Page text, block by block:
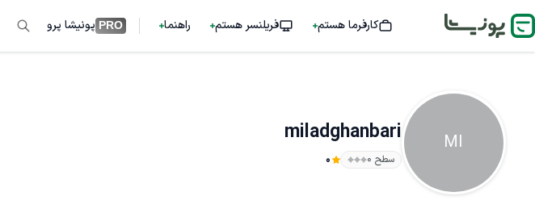
کارفرما هستم فریلنسر هستم راهنما PRO پونیشا پرو
MI
miladghanbari
سطح ۰ 0